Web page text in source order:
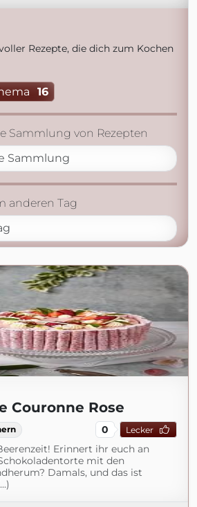
Rezepte, die dich zum Kochen
16
Sammlung von Rezepten
anderen Tag
Couronne Rose
0 Lecker
Erinnert ihr euch an
mit den
Damals, und das ist